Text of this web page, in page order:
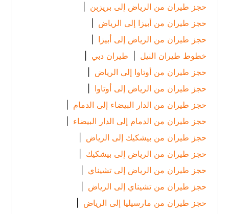
حجز طيران من الرياض إلى بريزبن |
حجز طيران من أبيزا إلى الرياض
|
حجز طيران من الرياض إلى أبيزا
خطوط طيران النيل | طيران دبي |
حجز طيران من أوتاوا إلى الرياض
|
حجز طيران من الرياض إلى أوتاوا |
حجز طيران من الدار البيضاء إلى الدمام
|
حجز طيران من الدمام إلى الدار البيضاء |
حجز طيران من بيشكيك إلى الرياض
|
حجز طيران من الرياض إلى بيشكيك |
حجز طيران من الرياض إلى تشيناي |
حجز طيران من تشيناي إلى الرياض
|
حجز طيران من مارسيليا إلى الرياض
|